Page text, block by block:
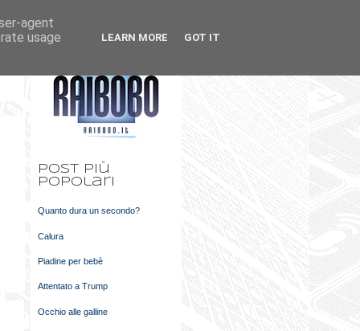
Post più
popolari
Quanto dura un secondo?
Calura
Piadine per bebè
Attentato a Trump
Occhio alle galline
agent
usage
LEARN MORE GOT IT